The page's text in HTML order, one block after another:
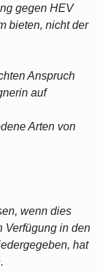
gegen HEV
bieten, nicht der
Anspruch
auf
Arten von
wenn dies
Verfügung in den
hat